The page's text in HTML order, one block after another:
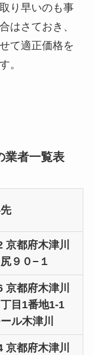
り早いのも事
はさておき、
て適正価格を
。
業者一覧表
京都府木津川
９０−１
京都府木津川
目1番地1-1
ル木津川
京都府木津川